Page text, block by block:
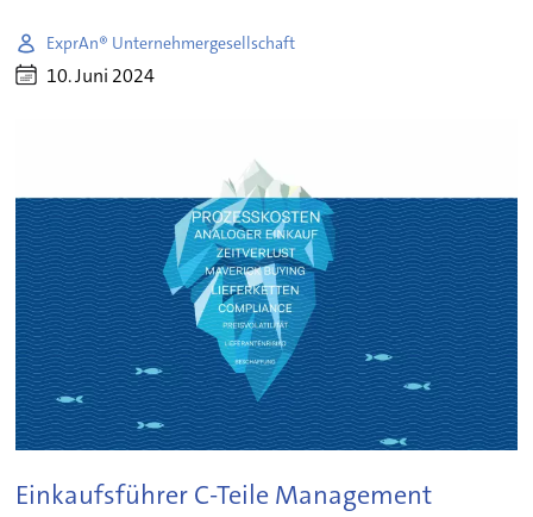
ExprAn® Unternehmergesellschaft
10. Juni 2024
Einkaufsführer C-Teile Management